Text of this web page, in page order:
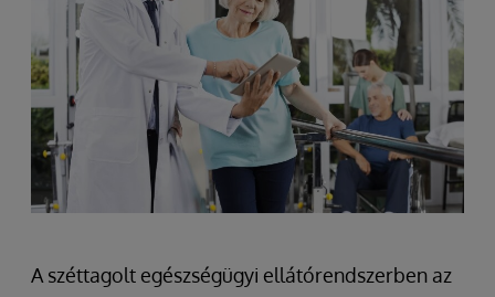
A széttagolt egészségügyi ellátórendszerben az